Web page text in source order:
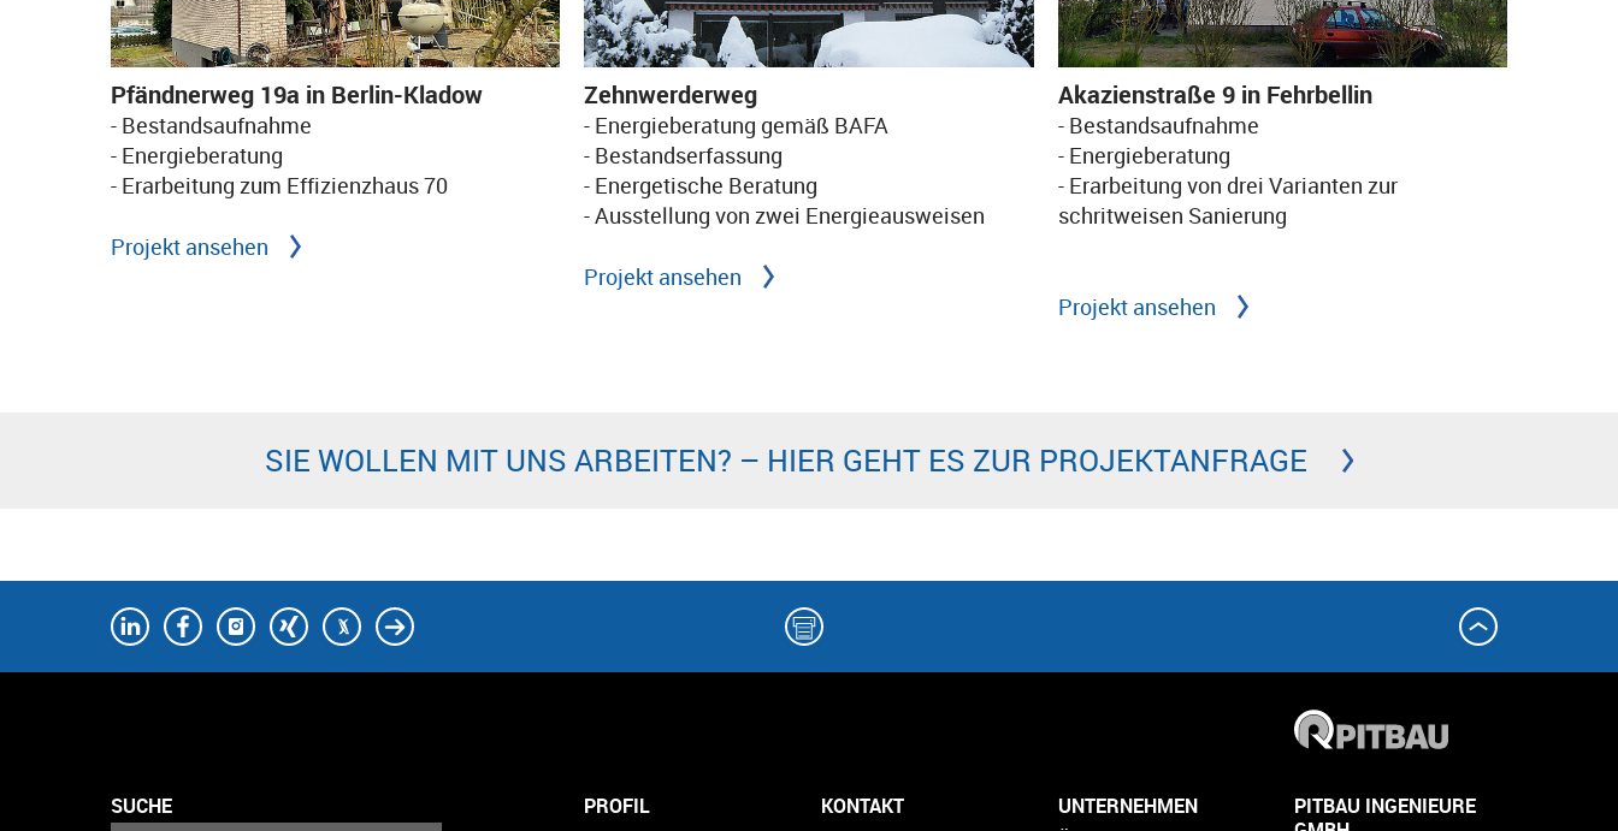
Pfändnerweg 19a in Berlin-Kladow
- Bestandsaufnahme
- Energieberatung
- Erarbeitung zum Effizienzhaus 70
Projekt ansehen
Zehnwerderweg
- Energieberatung gemäß BAFA
- Bestandserfassung
- Energetische Beratung
- Ausstellung von zwei Energieausweisen
Projekt ansehen
Akazienstraße 9 in Fehrbellin
- Bestandsaufnahme
- Energieberatung
- Erarbeitung von drei Varianten zur
schritweisen Sanierung
Projekt ansehen
SIE WOLLEN MIT UNS ARBEITEN? – HIER GEHT ES ZUR PROJEKTANFRAGE
SUCHE PROFIL KONTAKT UNTERNEHMEN
PITBAU INGENIEURE